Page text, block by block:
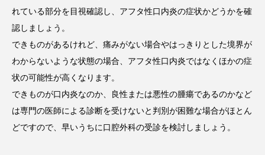
れている部分を目視確認し、アフタ性口内炎の症状かどうかを確
認しましょう。
できものがあるけれど、痛みがない場合やはっきりとした境界が
わからないような状態の場合、アフタ性口内炎ではなくほかの症
状の可能性が高くなります。
できものが口内炎なのか、良性または悪性の腫瘍であるのかなど
は専門の医師による診断を受けないと判別が困難な場合がほとん
どですので、早いうちに口腔外科の受診を検討しましょう。